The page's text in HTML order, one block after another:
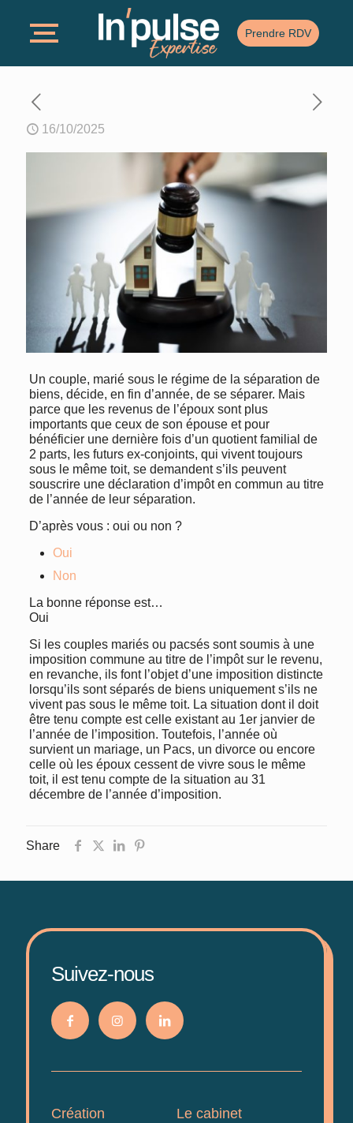
Prendre RDV
16/10/2025
Un couple, marié sous le régime de la séparation de
biens, décide, en fin d’année, de se séparer. Mais
parce que les revenus de l’époux sont plus
importants que ceux de son épouse et pour
bénéficier une dernière fois d’un quotient familial de
2 parts, les futurs ex-conjoints, qui vivent toujours
sous le même toit, se demandent s’ils peuvent
souscrire une déclaration d’impôt en commun au titre
de l’année de leur séparation.
D’après vous : oui ou non ?
Oui
Non
La bonne réponse est…
Oui
Si les couples mariés ou pacsés sont soumis à une
imposition commune au titre de l’impôt sur le revenu,
en revanche, ils font l’objet d’une imposition distincte
lorsqu’ils sont séparés de biens uniquement s’ils ne
vivent pas sous le même toit. La situation dont il doit
être tenu compte est celle existant au 1er janvier de
l’année de l’imposition. Toutefois, l’année où
survient un mariage, un Pacs, un divorce ou encore
celle où les époux cessent de vivre sous le même
toit, il est tenu compte de la situation au 31
décembre de l’année d’imposition.
Share
Suivez-nous
Création
Le cabinet